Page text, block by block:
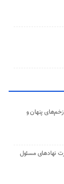
پنهان و
نهادهای مسئول